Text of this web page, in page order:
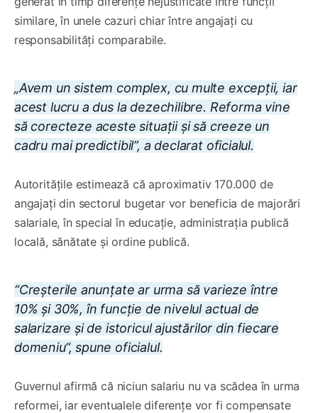
similare, în unele cazuri chiar între angajați cu
responsabilități comparabile.
„Avem un sistem complex, cu multe excepții, iar
acest lucru a dus la dezechilibre. Reforma vine
să corecteze aceste situații și să creeze un
cadru mai predictibil”, a declarat oficialul.
Autoritățile estimează că aproximativ 170.000 de
angajați din sectorul bugetar vor beneficia de majorări
salariale, în special în educație, administrația publică
locală, sănătate și ordine publică.
“Creșterile anunțate ar urma să varieze între
10% și 30%, în funcție de nivelul actual de
salarizare și de istoricul ajustărilor din fiecare
domeniu“, spune oficialul.
Guvernul afirmă că niciun salariu nu va scădea în urma
reformei, iar eventualele diferențe vor fi compensate